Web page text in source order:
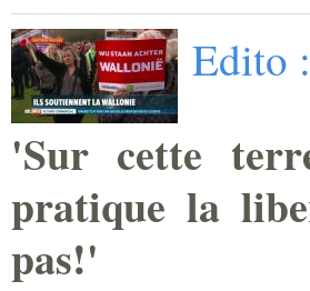
Edito
'Sur cette
pratique la
pas!'